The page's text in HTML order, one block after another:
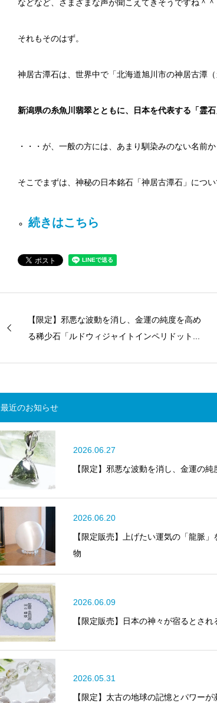
などなど、さまざまな声が聞こえてきそうですね＾＾
それもそのはず。
神居古潭石は、世界中で「北海道旭川市の神居古潭
新潟県の糸魚川翡翠とともに、日本を代表する「霊石
・・・が、一般の方には、あまり馴染みのない名前
そこでまずは、神秘の日本銘石「神居古潭石」につ
続きはこちら
【限定】邪悪な波動を消し、金運の純度を高め
る稀少石「ルドウィジャイトインペリドット...
最近のお知らせ
2026.06.27
【限定】邪悪な波動を消し、金運の
2026.06.20
【限定販売】上げたい運気の「龍脈
物
2026.06.09
【限定販売】日本の神々が宿るとさ
2026.05.31
【限定】太古の地球の記憶とパワー